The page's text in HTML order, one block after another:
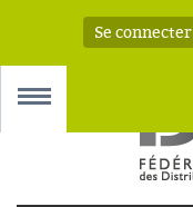
Se connecter